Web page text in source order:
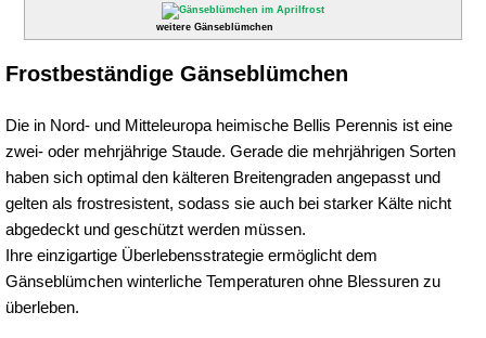
weitere Gänseblümchen
Frostbeständige Gänseblümchen
Die in Nord- und Mitteleuropa heimische Bellis Perennis ist eine
zwei- oder mehrjährige Staude. Gerade die mehrjährigen Sorten
haben sich optimal den kälteren Breitengraden angepasst und
gelten als frostresistent, sodass sie auch bei starker Kälte nicht
abgedeckt und geschützt werden müssen.
Ihre einzigartige Überlebensstrategie ermöglicht dem
Gänseblümchen winterliche Temperaturen ohne Blessuren zu
überleben.